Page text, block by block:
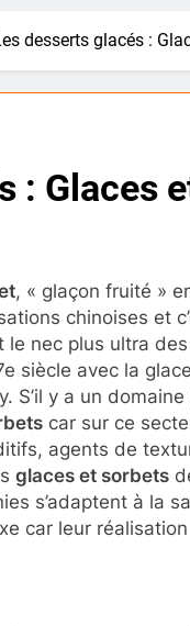
desserts glacés :
: Glaces
, « glaçon fruité »
chinoises et
nec plus ultra
siècle avec la
S’il y a un
car sur ce
agents de
glaces et sorbets
s’adaptent à la
car leur